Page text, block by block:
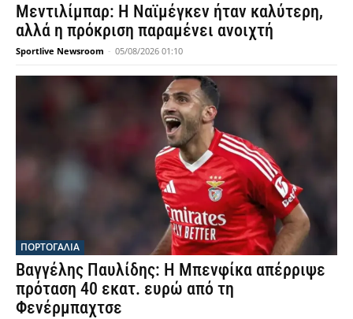
Μεντιλίμπαρ: Η Ναϊμέγκεν ήταν καλύτερη,
αλλά η πρόκριση παραμένει ανοιχτή
Sportlive Newsroom - 05/08/2026 01:10
ΠΟΡΤΟΓΑΛΙΑ
Βαγγέλης Παυλίδης: Η Μπενφίκα απέρριψε
πρόταση 40 εκατ. ευρώ από τη
Φενέρμπαχτσε